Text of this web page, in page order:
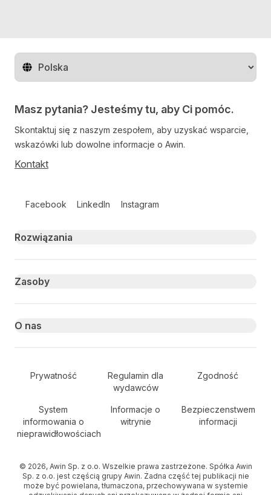
Zmień region
Masz pytania? Jesteśmy tu, aby Ci pomóc.
Skontaktuj się z naszym zespołem, aby uzyskać wsparcie,
wskazówki lub dowolne informacje o Awin.
Kontakt
Facebook LinkedIn Instagram
Primary footer navigation
Rozwiązania
Zasoby
O nas
Secondary Footer Navigation
Prywatność
Regulamin dla
wydawców
Zgodność
System
informowania o
nieprawidłowościach
Informacje o
witrynie
Bezpieczenstwem
informacji
© 2026, Awin Sp. z o.o. Wszelkie prawa zastrzeżone. Spółka Awin
Sp. z o.o. jest częścią grupy Awin. Żadna część tej publikacji nie
może być powielana, tłumaczona, przechowywana w systemie